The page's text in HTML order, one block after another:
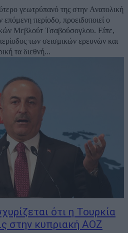
γεωτρύπανό της στην Ανατολική
περίοδο, προειδοποιεί ο
Μεβλούτ Τσαβούσογλου. Είπε,
των σεισμικών ερευνών και
τα διεθνή...
ότι η Τουρκία
στην κυπριακή ΑΟΖ